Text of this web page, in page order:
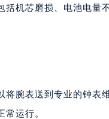
街2号融恒时代广场写
亨得利名表服务中心（
26号时代广场（
括机芯磨损、电池电
将腕表送到专业的钟
运行。